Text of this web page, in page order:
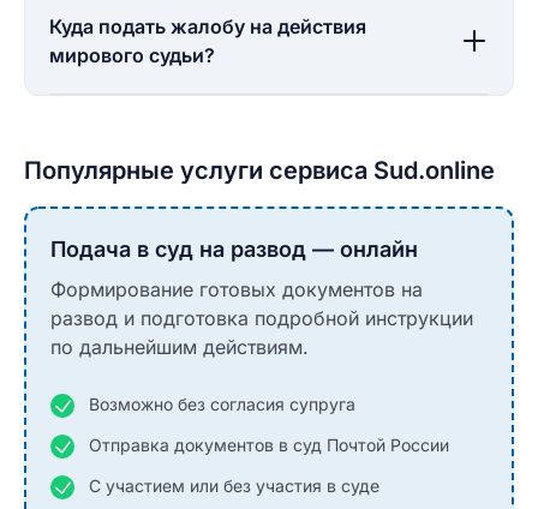
Куда подать жалобу на действия
мирового судьи?
Популярные услуги сервиса Sud.online
Подача в суд на развод — онлайн
Формирование готовых документов на
развод и подготовка подробной инструкции
по дальнейшим действиям.
Возможно без согласия супруга
Отправка документов в суд Почтой России
С участием или без участия в суде